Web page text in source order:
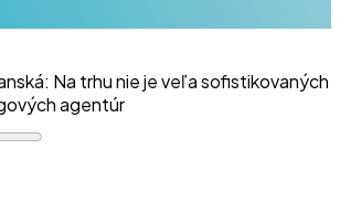
Na trhu nie je veľa sofistikovaných
agentúr